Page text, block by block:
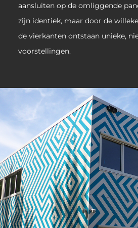
aansluiten op de omliggende
zijn identiek, maar door de
de vierkanten ontstaan unieke,
voorstellingen.